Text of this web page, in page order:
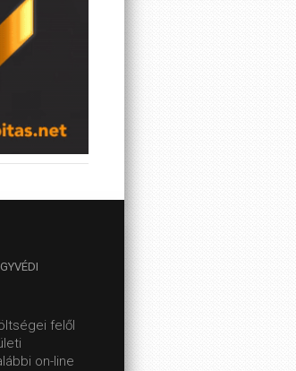
felől
on-line